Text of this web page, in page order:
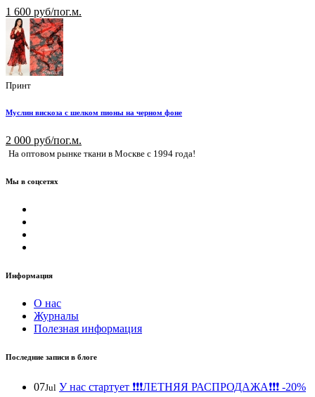
1 600 руб/пог.м.
Принт
Муслин вискоза с шелком пионы на черном фоне
2 000 руб/пог.м.
На оптовом рынке ткани в Москве с 1994 года!
Мы в соцсетях
Информация
О нас
Журналы
Полезная информация
Последние записи в блоге
07Jul У нас стартует ❗️❗️❗️ЛЕТНЯЯ РАСПРОДАЖА❗️❗️❗️ -20%